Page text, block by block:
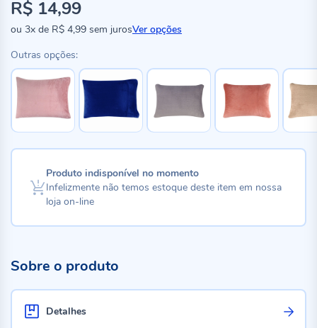
Preço
especial
R$ 14,99
ou 3x de R$ 4,99 sem jurosVer opções
Outras opções:
Produto indisponível no momento
Infelizmente não temos estoque deste item em nossa
loja on-line
Sobre o produto
Detalhes